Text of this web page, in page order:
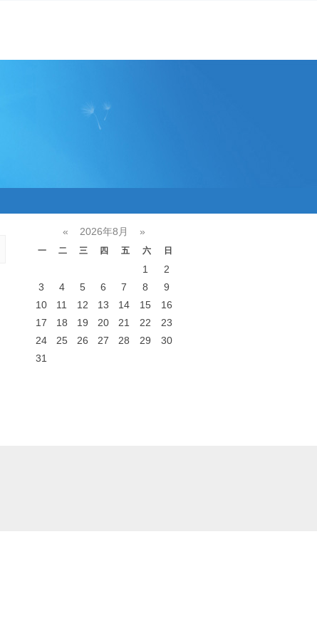
« 2026年8月 »
一 二 三 四 五 六 日
1
2
3
4 5 6 7 8
9
10
11 12 13 14 15
16
17
18 19 20 21 22
23
24
25 26 27 28 29
30
31